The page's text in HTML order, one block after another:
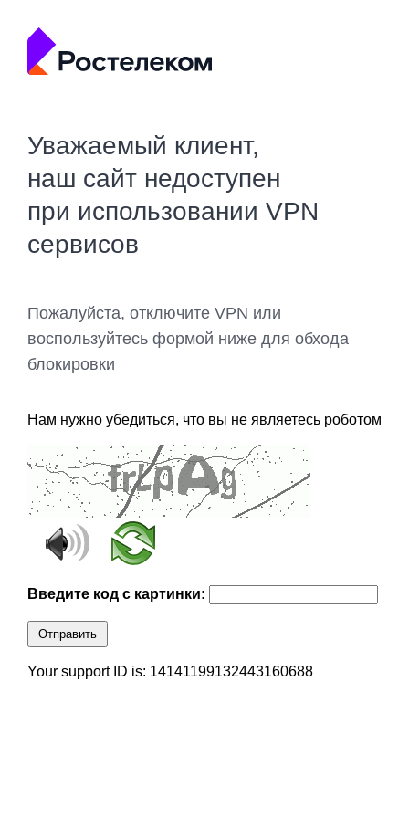
Уважаемый клиент,
наш сайт недоступен
при использовании VPN
сервисов
Пожалуйста, отключите VPN или
воспользуйтесь формой ниже для обхода
блокировки
Нам нужно убедиться, что вы не являетесь роботом
Введите код с картинки:
Отправить
Your support ID is: 14141199132443160688